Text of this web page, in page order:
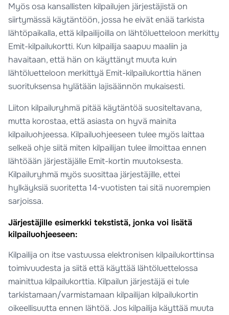
Myös osa kansallisten kilpailujen järjestäjistä on
siirtymässä käytäntöön, jossa he eivät enää tarkista
lähtöpaikalla, että kilpailijoilla on lähtöluetteloon merkitty
Emit-kilpailukortti. Kun kilpailija saapuu maaliin ja
havaitaan, että hän on käyttänyt muuta kuin
lähtöluetteloon merkittyä Emit-kilpailukorttia hänen
suorituksensa hylätään lajisäännön mukaisesti.
Liiton kilpailuryhmä pitää käytäntöä suositeltavana,
mutta korostaa, että asiasta on hyvä mainita
kilpailuohjeessa. Kilpailuohjeeseen tulee myös laittaa
selkeä ohje siitä miten kilpailijan tulee ilmoittaa ennen
lähtöään järjestäjälle Emit-kortin muutoksesta.
Kilpailuryhmä myös suosittaa järjestäjille, ettei
hylkäyksiä suoritetta 14-vuotisten tai sitä nuorempien
sarjoissa.
Järjestäjille esimerkki tekstistä, jonka voi lisätä
kilpailuohjeeseen:
Kilpailija on itse vastuussa elektronisen kilpailukorttinsa
toimivuudesta ja siitä että käyttää lähtöluettelossa
mainittua kilpailukorttia. Kilpailun järjestäjä ei tule
tarkistamaan/varmistamaan kilpailijan kilpailukortin
oikeellisuutta ennen lähtöä. Jos kilpailija käyttää muuta